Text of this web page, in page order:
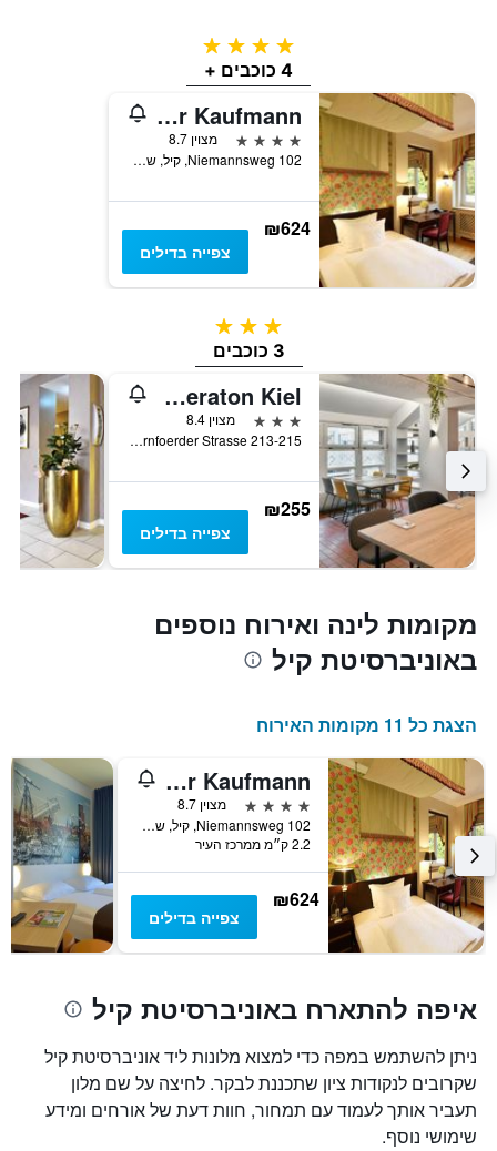
4 כוכבים
4 כוכבים +
Romantik Hotel Kieler Kaufmann
4 כוכבים
מצוין 8.7
Niemannsweg 102, קיל, שלזוויג-הולשטיין, גרמניה
₪624
צפייה בדילים
3 כוכבים
3 כוכבים
Four Points Flex by Sheraton Kiel
3 כוכבים
מצוין 8.4
Eckernfoerder Strasse 213-215, קיל, שלזוויג-הולשטיין, גרמניה
₪255
צפייה בדילים
מקומות לינה ואירוח נוספים
באוניברסיטת קיל
הצגת כל 11 מקומות האירוח
Romantik Hotel Kieler Kaufmann
4 כוכבים
מצוין 8.7
Niemannsweg 102, קיל, שלזוויג-הולשטיין, גרמניה
2.2 ק״מ ממרכז העיר
₪624
צפייה בדילים
איפה להתארח באוניברסיטת קיל
ניתן להשתמש במפה כדי למצוא מלונות ליד אוניברסיטת קיל
שקרובים לנקודות ציון שתכננת לבקר. לחיצה על שם מלון
תעביר אותך לעמוד עם תמחור, חוות דעת של אורחים ומידע
שימושי נוסף.